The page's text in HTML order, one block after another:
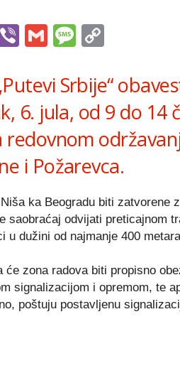
WhatsApp
ViberGmailMessage
Srbije“
6. jula, od 9 do 14
redovnom
i Požarevca.
ka Beogradu biti zatvorene
saobraćaj odvijati preticajnom
u dužini od najmanje 400
će zona radova biti propisno
signalizacijom i opremom, te
poštuju postavljenu